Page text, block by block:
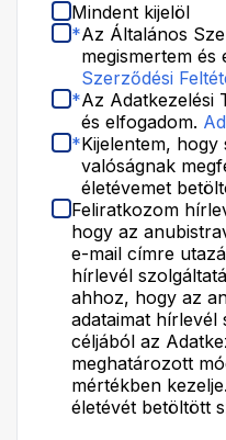
Mindent kijelöl
Az Általános
megismertem és
Szerződési
*
Az Adatkezelési
és elfogadom.
*
Kijelentem, hogy
valóságnak
életévemet
*
Feliratkozom
hogy az
e-mail címre
hírlevél
ahhoz, hogy az
adataimat hírlevél
céljából az
meghatározott
mértékben
életévét betöltött